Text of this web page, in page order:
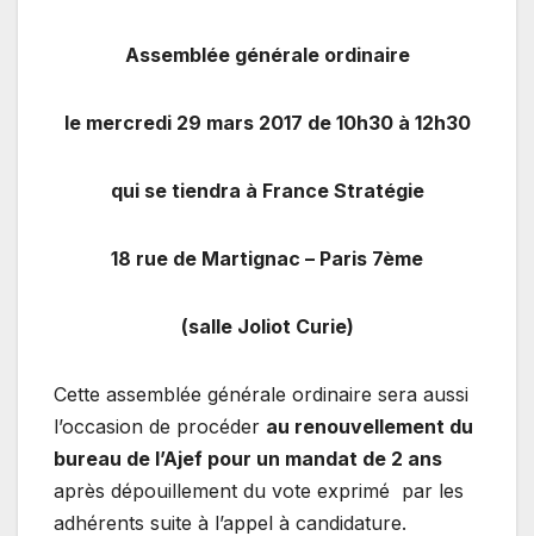
Assemblée générale ordinaire
le mercredi 29 mars 2017 de 10h30 à 12h30
qui se tiendra à France Stratégie
18 rue de Martignac – Paris 7ème
(salle Joliot Curie)
Cette assemblée générale ordinaire sera aussi
l’occasion de procéder au renouvellement du
bureau de l’Ajef pour un mandat de 2 ans
après dépouillement du vote exprimé par les
adhérents suite à l’appel à candidature.